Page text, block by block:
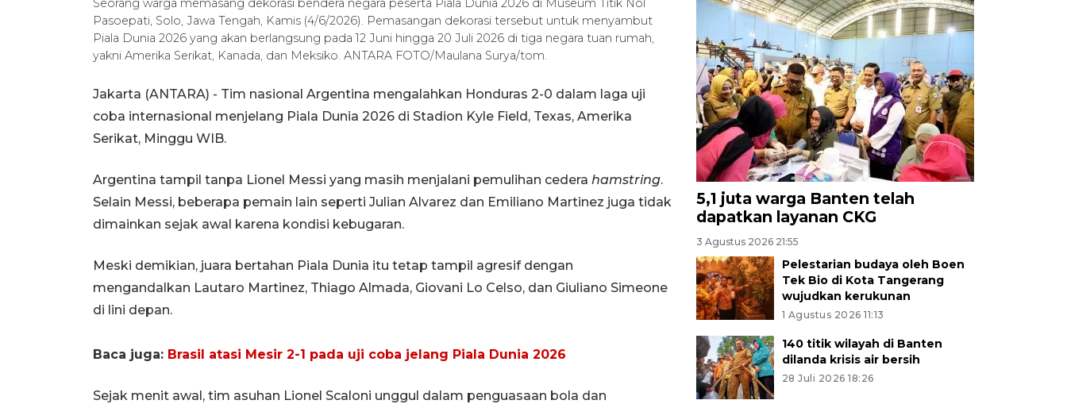
Seorang warga memasang dekorasi bendera negara peserta Piala Dunia 2026 di Museum Titik Nol
Pasoepati, Solo, Jawa Tengah, Kamis (4/6/2026). Pemasangan dekorasi tersebut untuk menyambut
Piala Dunia 2026 yang akan berlangsung pada 12 Juni hingga 20 Juli 2026 di tiga negara tuan rumah,
yakni Amerika Serikat, Kanada, dan Meksiko. ANTARA FOTO/Maulana Surya/tom.
Jakarta (ANTARA) - Tim nasional Argentina mengalahkan Honduras 2-0 dalam laga uji
coba internasional menjelang Piala Dunia 2026 di Stadion Kyle Field, Texas, Amerika
Serikat, Minggu WIB.
Argentina tampil tanpa Lionel Messi yang masih menjalani pemulihan cedera hamstring.
Selain Messi, beberapa pemain lain seperti Julian Alvarez dan Emiliano Martinez juga tidak
dimainkan sejak awal karena kondisi kebugaran.
Meski demikian, juara bertahan Piala Dunia itu tetap tampil agresif dengan
mengandalkan Lautaro Martinez, Thiago Almada, Giovani Lo Celso, dan Giuliano Simeone
di lini depan.
Baca juga: Brasil atasi Mesir 2-1 pada uji coba jelang Piala Dunia 2026
Sejak menit awal, tim asuhan Lionel Scaloni unggul dalam penguasaan bola dan
5,1 juta warga Banten telah
dapatkan layanan CKG
3 Agustus 2026 21:55
Pelestarian budaya oleh Boen
Tek Bio di Kota Tangerang
wujudkan kerukunan
1 Agustus 2026 11:13
140 titik wilayah di Banten
dilanda krisis air bersih
28 Juli 2026 18:26